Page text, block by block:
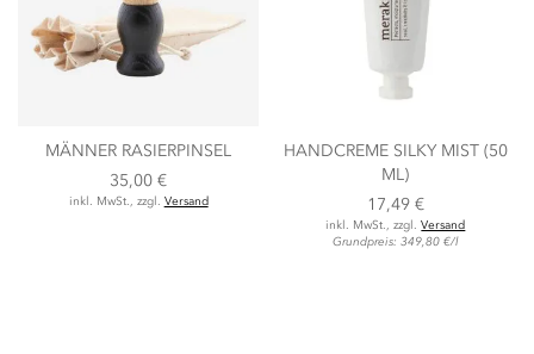
MÄNNER RASIERPINSEL
35,00 €
inkl. MwSt., zzgl. Versand
HANDCREME SILKY MIST (50
ML)
17,49 €
inkl. MwSt., zzgl.Versand
Grundpreis: 349,80 €/l